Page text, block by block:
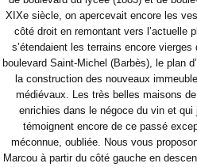
XIXe siècle, on apercevait encore les
côté droit en remontant vers l’actuelle
s’étendaient les terrains encore vierges
boulevard Saint-Michel (Barbès), le plan
la construction des nouveaux
médiévaux. Les très belles maisons
enrichies dans le négoce du vin et
témoignent encore de ce passé
méconnue, oubliée. Nous vous
Marcou à partir du côté gauche en